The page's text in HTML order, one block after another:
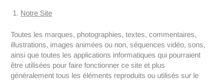
Notre Site
Toutes les marques, photographies, textes, commentaires,
illustrations, images animées ou non, séquences vidéo, sons,
ainsi que toutes les applications informatiques qui pourraient
être utilisées pour faire fonctionner ce site et plus
généralement tous les éléments reproduits ou utilisés sur le